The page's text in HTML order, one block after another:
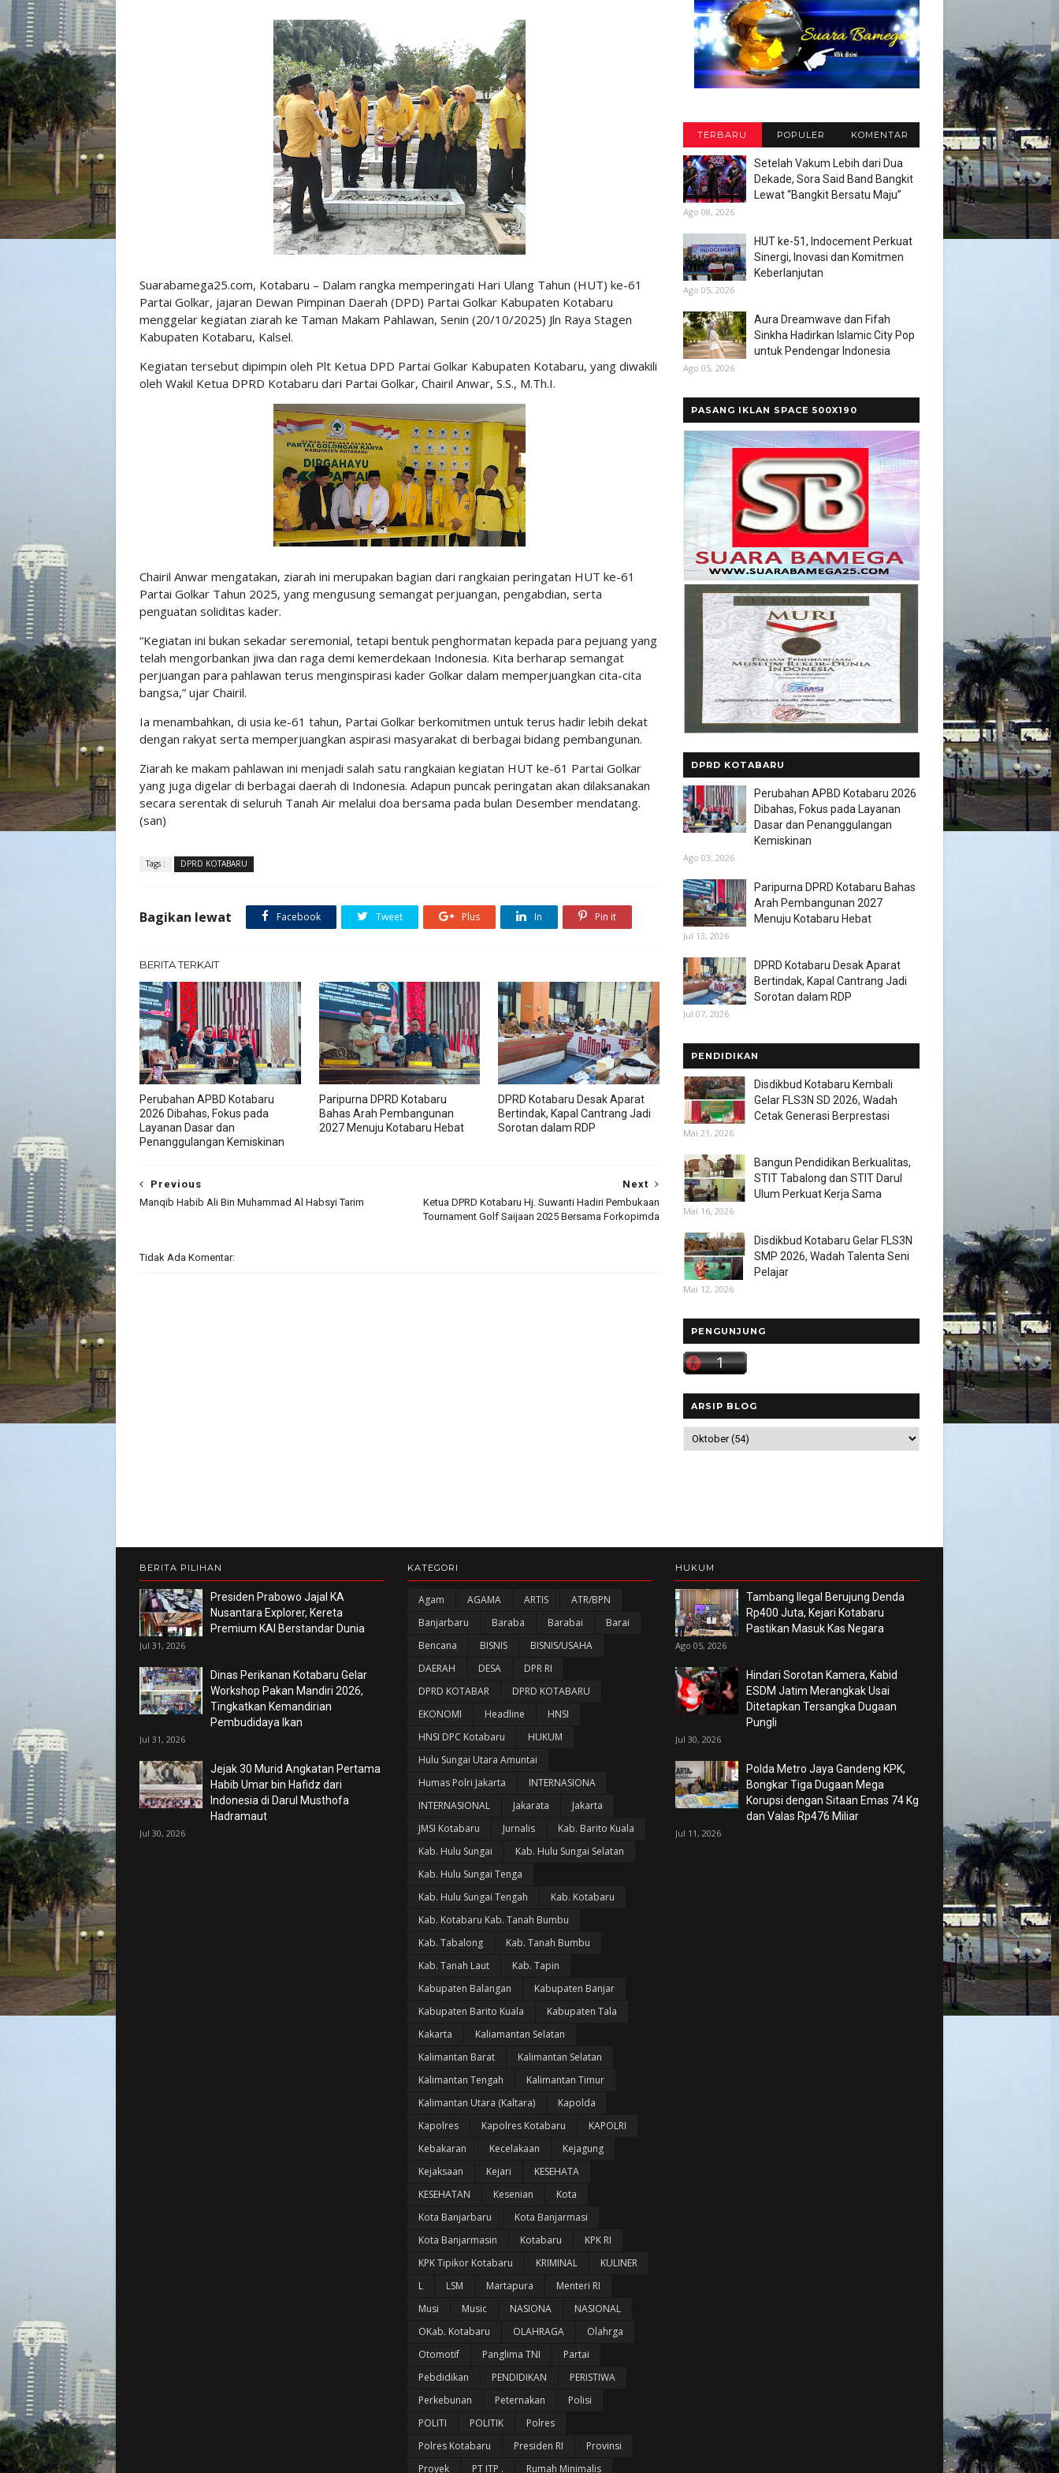
Suarabamega25.com, Kotabaru – Dalam rangka memperingati Hari Ulang Tahun (HUT) ke-61
Partai Golkar, jajaran Dewan Pimpinan Daerah (DPD) Partai Golkar Kabupaten Kotabaru
menggelar kegiatan ziarah ke Taman Makam Pahlawan, Senin (20/10/2025) Jln Raya Stagen
Kabupaten Kotabaru, Kalsel.
Kegiatan tersebut dipimpin oleh Plt Ketua DPD Partai Golkar Kabupaten Kotabaru, yang diwakili
oleh Wakil Ketua DPRD Kotabaru dari Partai Golkar, Chairil Anwar, S.S., M.Th.I.
Chairil Anwar mengatakan, ziarah ini merupakan bagian dari rangkaian peringatan HUT ke-61
Partai Golkar Tahun 2025, yang mengusung semangat perjuangan, pengabdian, serta
penguatan soliditas kader.
“Kegiatan ini bukan sekadar seremonial, tetapi bentuk penghormatan kepada para pejuang yang
telah mengorbankan jiwa dan raga demi kemerdekaan Indonesia. Kita berharap semangat
perjuangan para pahlawan terus menginspirasi kader Golkar dalam memperjuangkan cita-cita
bangsa,” ujar Chairil.
Ia menambahkan, di usia ke-61 tahun, Partai Golkar berkomitmen untuk terus hadir lebih dekat
dengan rakyat serta memperjuangkan aspirasi masyarakat di berbagai bidang pembangunan.
Ziarah ke makam pahlawan ini menjadi salah satu rangkaian kegiatan HUT ke-61 Partai Golkar
yang juga digelar di berbagai daerah di Indonesia. Adapun puncak peringatan akan dilaksanakan
secara serentak di seluruh Tanah Air melalui doa bersama pada bulan Desember mendatang.
(san)
Tags : DPRD KOTABARU
Bagikan lewat Facebook Tweet Plus In Pin it
BERITA TERKAIT
Perubahan APBD Kotabaru
2026 Dibahas, Fokus pada
Layanan Dasar dan
Penanggulangan Kemiskinan
Paripurna DPRD Kotabaru
Bahas Arah Pembangunan
2027 Menuju Kotabaru Hebat
DPRD Kotabaru Desak Aparat
Bertindak, Kapal Cantrang Jadi
Sorotan dalam RDP
Next
Ketua DPRD Kotabaru Hj. Suwanti Hadiri Pembukaan
Tournament Golf Saijaan 2025 Bersama Forkopimda
Previous
Manqib Habib Ali Bin Muhammad Al Habsyi Tarim
Tidak Ada Komentar:
TERBARU POPULER KOMENTAR
Setelah Vakum Lebih dari Dua
Dekade, Sora Said Band Bangkit
Lewat “Bangkit Bersatu Maju”
Ago 08, 2026
HUT ke-51, Indocement Perkuat
Sinergi, Inovasi dan Komitmen
Keberlanjutan
Ago 05, 2026
Aura Dreamwave dan Fifah
Sinkha Hadirkan Islamic City Pop
untuk Pendengar Indonesia
Ago 05, 2026
PASANG IKLAN SPACE 500X190
DPRD KOTABARU
Perubahan APBD Kotabaru 2026
Dibahas, Fokus pada Layanan
Dasar dan Penanggulangan
Kemiskinan
Ago 03, 2026
Paripurna DPRD Kotabaru Bahas
Arah Pembangunan 2027
Menuju Kotabaru Hebat
Jul 13, 2026
DPRD Kotabaru Desak Aparat
Bertindak, Kapal Cantrang Jadi
Sorotan dalam RDP
Jul 07, 2026
PENDIDIKAN
Disdikbud Kotabaru Kembali
Gelar FLS3N SD 2026, Wadah
Cetak Generasi Berprestasi
Mai 21, 2026
Bangun Pendidikan Berkualitas,
STIT Tabalong dan STIT Darul
Ulum Perkuat Kerja Sama
Mai 16, 2026
Disdikbud Kotabaru Gelar FLS3N
SMP 2026, Wadah Talenta Seni
Pelajar
Mai 12, 2026
PENGUNJUNG
ARSIP BLOG
BERITA PILIHAN
Presiden Prabowo Jajal KA
Nusantara Explorer, Kereta
Premium KAI Berstandar Dunia
Jul 31, 2026
Dinas Perikanan Kotabaru Gelar
Workshop Pakan Mandiri 2026,
Tingkatkan Kemandirian
Pembudidaya Ikan
Jul 31, 2026
Jejak 30 Murid Angkatan Pertama
Habib Umar bin Hafidz dari
Indonesia di Darul Musthofa
Hadramaut
Jul 30, 2026
KATEGORI
Agam AGAMA ARTIS
ATR/BPN
Banjarbaru
Baraba Barabai
Barai
Bencana
BISNIS
BISNIS/USAHA
DAERAH
DESA
DPR RI
DPRD KOTABAR
DPRD KOTABARU
EKONOMI
Headline
HNSI
HNSI DPC Kotabaru
HUKUM
Hulu Sungai Utara Amuntai
Humas Polri Jakarta
INTERNASIONA
INTERNASIONAL
Jakarata
Jakarta
JMSI Kotabaru
Jurnalis
Kab. Barito Kuala
Kab. Hulu Sungai
Kab. Hulu Sungai Selatan
Kab. Hulu Sungai Tenga
Kab. Hulu Sungai Tengah
Kab. Kotabaru
Kab. Kotabaru Kab. Tanah Bumbu
Kab. Tabalong
Kab. Tanah Bumbu
Kab. Tanah Laut
Kab. Tapin
Kabupaten Balangan
Kabupaten Banjar
Kabupaten Barito Kuala
Kabupaten Tala
Kakarta
Kaliamantan Selatan
Kalimantan Barat
Kalimantan Selatan
Kalimantan Tengah
Kalimantan Timur
Kalimantan Utara (Kaltara)
Kapolda
Kapolres
Kapolres Kotabaru
KAPOLRI
Kebakaran
Kecelakaan
Kejagung
Kejaksaan
Kejari
KESEHATA
KESEHATAN
Kesenian
Kota
Kota Banjarbaru
Kota Banjarmasi
Kota Banjarmasin
Kotabaru
KPK RI
KPK Tipikor Kotabaru
KRIMINAL
KULINER
L
LSM Martapura
Menteri RI
Musi
Music NASIONA
NASIONAL
OKab. Kotabaru
OLAHRAGA
Olahrga
Otomotif
Panglima TNI
Partai
Pebdidikan
PENDIDIKAN
PERISTIWA
Perkebunan
Peternakan
Polisi
POLITI
POLITIK
Polres
Polres Kotabaru
Presiden RI
Provinsi
Proyek
PT ITP . Rumah Minimalis
HUKUM
Tambang Ilegal Berujung Denda
Rp400 Juta, Kejari Kotabaru
Pastikan Masuk Kas Negara
Ago 05, 2026
Hindari Sorotan Kamera, Kabid
ESDM Jatim Merangkak Usai
Ditetapkan Tersangka Dugaan
Pungli
Jul 30, 2026
Polda Metro Jaya Gandeng KPK,
Bongkar Tiga Dugaan Mega
Korupsi dengan Sitaan Emas 74 Kg
dan Valas Rp476 Miliar
Jul 11, 2026